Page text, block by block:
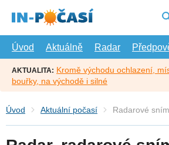
hlavní
Úvod
Aktuálně Radar
AKTUALITA: Kromě východu ochlazení,
bouřky, na východě i silné
Úvod Aktuální počasí Radarové